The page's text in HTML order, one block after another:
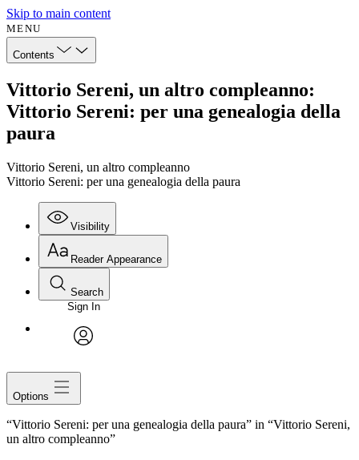
Skip to main content
MENU
Contents
Vittorio Sereni, un altro compleanno:
Vittorio Sereni: per una genealogia della
paura
Vittorio Sereni, un altro compleanno
Vittorio Sereni: per una genealogia della paura
Visibility
Reader Appearance
Search
Sign In
Options
“Vittorio Sereni: per una genealogia della paura” in “Vittorio Sereni,
un altro compleanno”